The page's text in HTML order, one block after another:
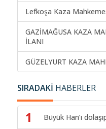
Lefkoşa Kaza
GAZİMAĞUSA KAZA
İLANI
GÜZELYURT KAZA
SIRADAKİ HABERLER
1 Büyük Han’ı